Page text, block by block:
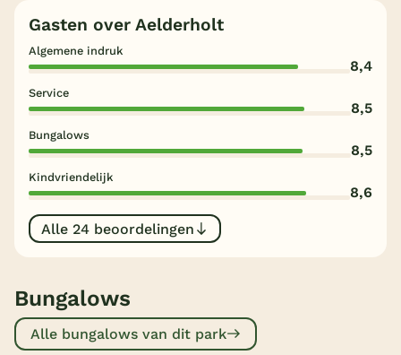
Veluwe
België
Blog
Onze e-boeken
Gasten over Aelderholt
Algemene indruk
8,4
Service
8,5
Bungalows
8,5
Kindvriendelijk
8,6
Alle 24 beoordelingen
Bungalows
Alle bungalows van dit park